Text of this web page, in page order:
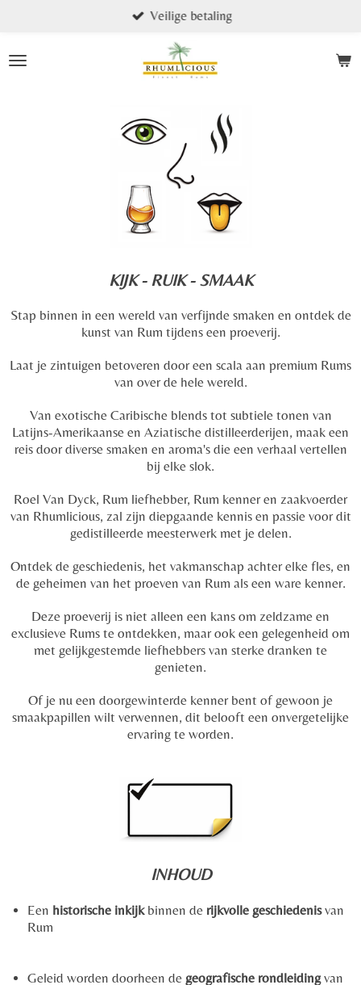
main
Veilige betaling
KIJK - RUIK - SMAAK
Stap binnen in een wereld van verfijnde smaken en ontdek de
kunst van Rum tijdens een proeverij.
Laat je zintuigen betoveren dooreen scala aan premium Rums
van over de hele wereld.
Van exotische Caribische blends tot subtiele tonen van
Latijns-Amerikaanse en Aziatische distilleerderijen, maak een
reis door diverse smaken en aroma's die een verhaal vertellen
bij elke slok.
Roel Van Dyck, Rum liefhebber, Rum kenner en zaakvoerder
van Rhumlicious, zal zijn diepgaande kennis en passie voor dit
gedistilleerde meesterwerk met je delen.
Ontdek de geschiedenis, het vakmanschap achter elke fles, en
de geheimen van het proeven van Rum als een ware kenner.
Deze proeverij is niet alleen een kans om zeldzame en
exclusieve Rums te ontdekken, maar ook een gelegenheid om
met gelijkgestemde liefhebbers van sterke dranken te
genieten.
Of je nu een doorgewinterde kenner bent of gewoon je
smaakpapillen wilt verwennen, dit belooft een onvergetelijke
ervaring te worden.
INHOUD
Een historische inkijkbinnen de rijkvolle geschiedenisvan
Rum
Geleid worden doorheen de geografische rondleidingvan